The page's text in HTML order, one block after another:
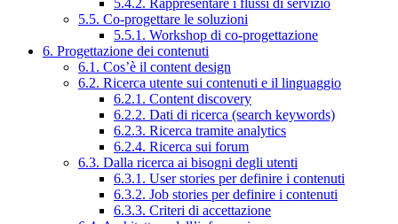
5.4.2. Rappresentare i flussi di servizio
5.5. Co-progettare le soluzioni
5.5.1. Workshop di co-progettazione
6. Progettazione dei contenuti
6.1. Cos’è il content design
6.2. Ricerca utente sui contenuti e il linguaggio
6.2.1. Content discovery
6.2.2. Dati di ricerca (search keywords)
6.2.3. Ricerca tramite analytics
6.2.4. Ricerca sui forum
6.3. Dalla ricerca ai bisogni degli utenti
6.3.1. User stories per definire i contenuti
6.3.2. Job stories per definire i contenuti
6.3.3. Criteri di accettazione